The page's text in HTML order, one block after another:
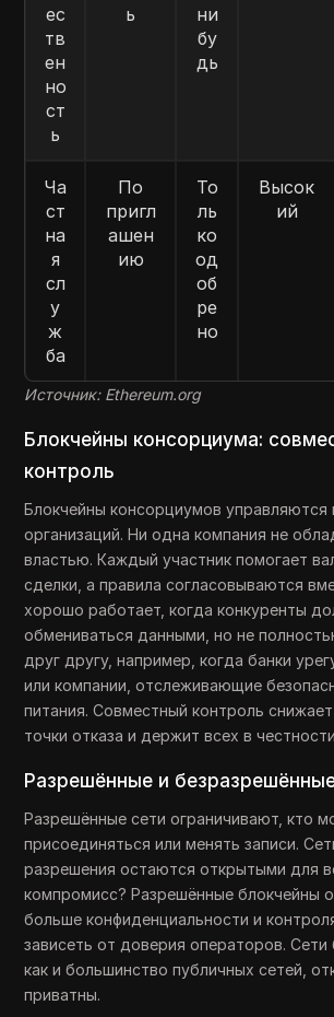
ес
тв
ен
но
ст
ь
ь
ни
бу
дь
Ча
ст
на
я
сл
у
ж
ба
По
пригл
ашен
ию
То
ль
ко
од
об
ре
но
Высок
ий
Источник: Ethereum.org
Блокчейны консорциума:
контроль
Блокчейны консорциумов управляются
организаций. Ни одна компания не
властью. Каждый участник помогает
сделки, а правила согласовываются
хорошо работает, когда конкуренты
обмениваться данными, но не
друг другу, например, когда банки
или компании, отслеживающие
питания. Совместный контроль
точки отказа и держит всех в
Разрешённые и
Разрешённые сети ограничивают, кто
присоединяться или менять записи.
разрешения остаются открытыми для
компромисс? Разрешённые блокчейны
больше конфиденциальности и
зависеть от доверия операторов. Сети
как и большинство публичных сетей,
приватны.